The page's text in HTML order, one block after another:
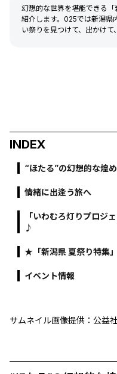
幻想的な世界を堪能できる
紹介します。025では新潟県
い祭りを見つけて、出かけ
INDEX
“ほたる”の幻想的な煌
情緒に出逢う旅へ
「いわむろ灯りプロジ
♪
★「新潟県 夏祭り特集
イベント情報
サムネイル画像提供：公益